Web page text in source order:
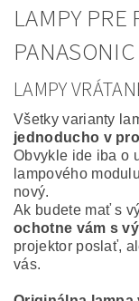
LAMPY
LAMPY
Všetky varianty
jednoducho v
Obvykle ide iba o
lampového
nový.
Ak budete mať s
ochotne vám s
projektor poslať,
vás.